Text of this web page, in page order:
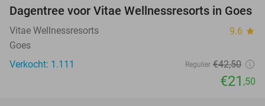
49%
Dagentree voor Vitae Wellnessresorts in Goes
Vitae Wellnessresorts 9.6 star
Goes
Verkocht: 1.111
Regulier €42,50
€21 ,50